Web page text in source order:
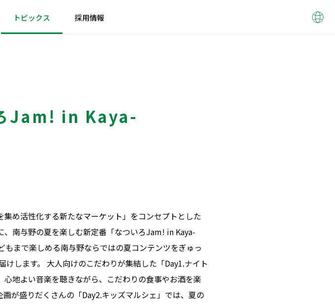
トピックス 採用情報
Jam! in Kaya-
め活性化する新たなマーケット」をコンセプトとした
、南与野の夏を楽しむ新定番「なついろJam! in Kaya-
まで楽しめる南与野ならではの夏コンテンツをぎゅっ
します。 大人向けのこだわりが集結した「Day1.ナイト
地よい音楽を聴きながら、こだわりの食事やお酒を楽
が盛りだくさんの「Day2.キッズマルシェ」では、夏の